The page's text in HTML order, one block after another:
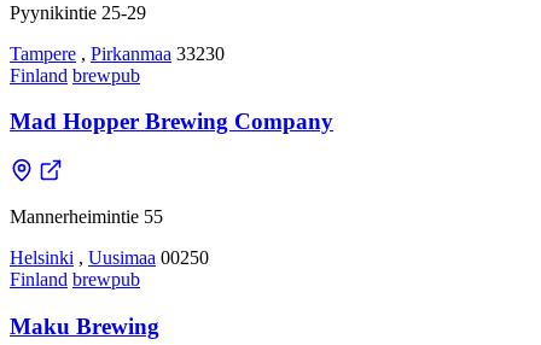
Pyynikintie 25-29
Tampere , Pirkanmaa 33230
Finland brewpub
Mad Hopper Brewing Company
Mannerheimintie 55
Helsinki , Uusimaa 00250
Finland brewpub
Maku Brewing